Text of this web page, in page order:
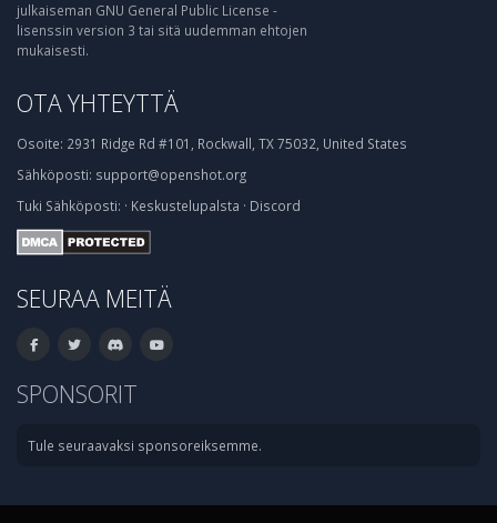
julkaiseman GNU General Public License -
lisenssin version 3 tai sitä uudemman ehtojen
mukaisesti.
OTA YHTEYTTÄ
Osoite: 2931 Ridge Rd #101, Rockwall, TX 75032, United States
Sähköposti: support@openshot.org
Tuki Sähköposti: · Keskustelupalsta · Discord
SEURAA MEITÄ
SPONSORIT
Tule seuraavaksi sponsoreiksemme.